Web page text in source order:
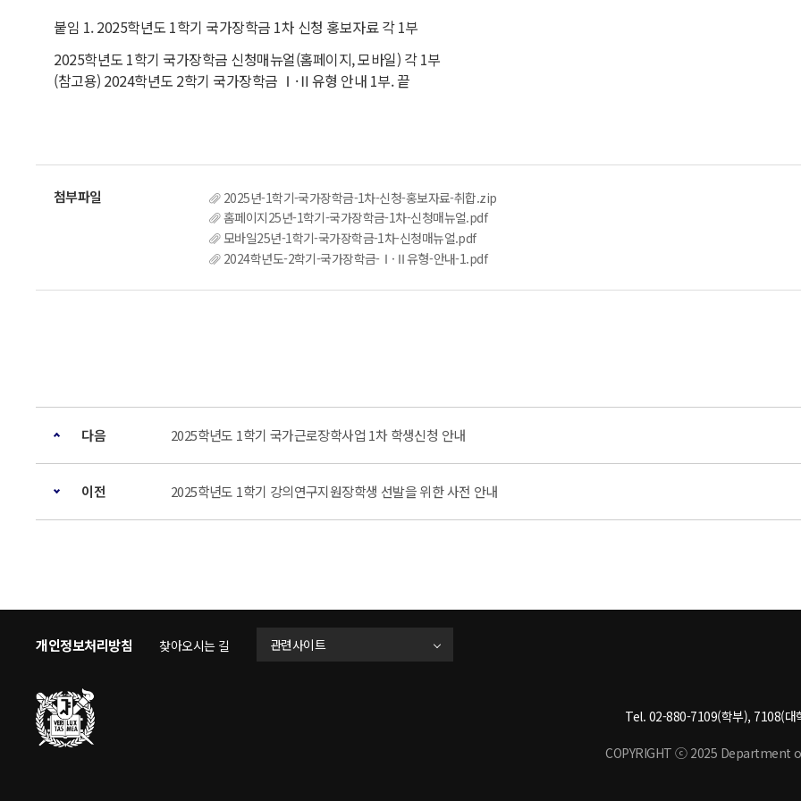
붙임 1. 2025학년도 1학기 국가장학금 1차 신청 홍보자료 각 1부
2025학년도 1학기 국가장학금 신청매뉴얼(홈페이지, 모바일) 각 1부
(참고용) 2024학년도 2학기 국가장학금 Ⅰ·Ⅱ유형 안내 1부. 끝
2025년-1학기-국가장학금-1차-신청-홍보자료-취합.zip
홈페이지25년-1학기-국가장학금-1차-신청매뉴얼.pdf
모바일25년-1학기-국가장학금-1차-신청매뉴얼.pdf
2024학년도-2학기-국가장학금-Ⅰ·Ⅱ유형-안내-1.pdf
다음 2025학년도 1학기 국가근로장학사업 1차 학생신청 안내
이전 2025학년도 1학기 강의연구지원장학생 선발을 위한 사전 안내
개인정보처리방침 찾아오시는 길 관련사이트
Tel. 02-880-7109(학부), 7108(
COPYRIGHT ⓒ 2025 Department